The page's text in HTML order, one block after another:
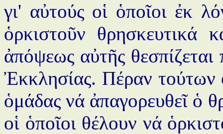
γι' αὐτούς οἱ ὁποῖοι ἐκ
ὁρκιστοῦν θρησκευτικά
ἀπόψεως αὐτῆς
Ἐκκλησίας. Πέραν
ὁμάδας νά ἀπαγορευθεῖ ὁ
οἱ ὁποῖοι θέλουν νά